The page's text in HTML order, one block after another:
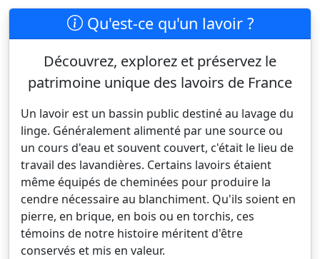
Qu'est-ce qu'un lavoir ?
Découvrez, explorez et préservez le
patrimoine unique des lavoirs de France
Un lavoir est un bassin public destiné au lavage du
linge. Généralement alimenté par une source ou
un cours d'eau et souvent couvert, c'était le lieu de
travail des lavandières. Certains lavoirs étaient
même équipés de cheminées pour produire la
cendre nécessaire au blanchiment. Qu'ils soient en
pierre, en brique, en bois ou en torchis, ces
témoins de notre histoire méritent d'être
conservés et mis en valeur.